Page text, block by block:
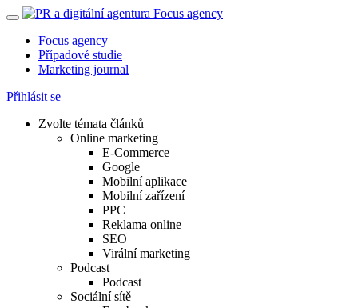
Focus agency
Případové studie
Marketing journal
Přihlásit se
Zvolte témata článků
Online marketing
E-Commerce
Google
Mobilní aplikace
Mobilní zařízení
PPC
Reklama online
SEO
Virální marketing
Podcast
Podcast
Sociální sítě